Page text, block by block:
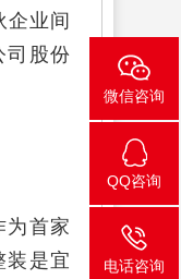
企业间
司股份
首家
装是宜
微信咨询
QQ咨询
电话咨询